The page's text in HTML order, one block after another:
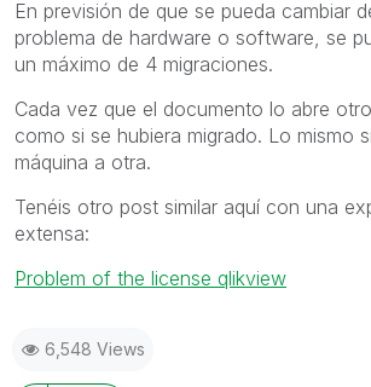
En previsión de que se pueda cambiar
problema de hardware o software, se
un máximo de 4 migraciones.
Cada vez que el documento lo abre
como si se hubiera migrado. Lo mismo
máquina a otra.
Tenéis otro post similar aquí con una
extensa:
Problem of the license qlikview
6,548 Views